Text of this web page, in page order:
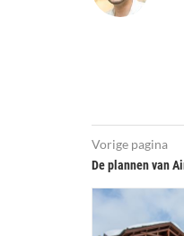
Vorige pagina
De plannen van